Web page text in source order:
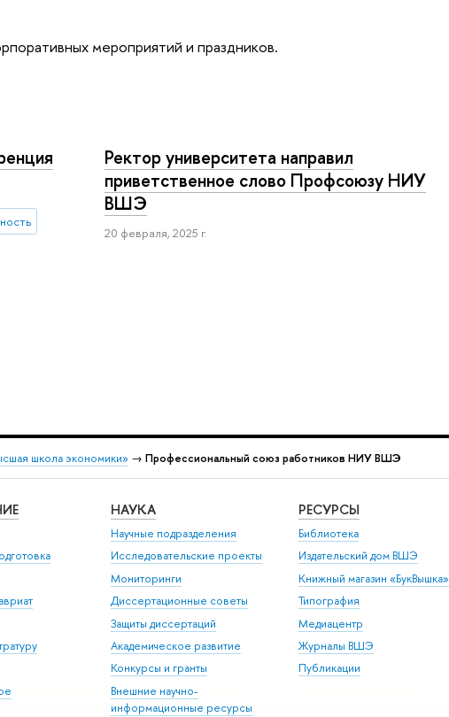
мероприятий и праздников.
Ректор университета направил
приветственное слово Профсоюзу НИУ
ВШЭ
20 февраля, 2025 г.
школа экономики» → Профессиональный союз работников НИУ ВШЭ
НАУКА
Научные подразделения
Исследовательские проекты
Мониторинги
Диссертационные советы
Защиты диссертаций
Академическое развитие
Конкурсы и гранты
Внешние научно-
информационные ресурсы
РЕСУРСЫ
Библиотека
Издательский дом ВШЭ
Книжный магазин «БукВышка»
Типография
Медиацентр
Журналы ВШЭ
Публикации